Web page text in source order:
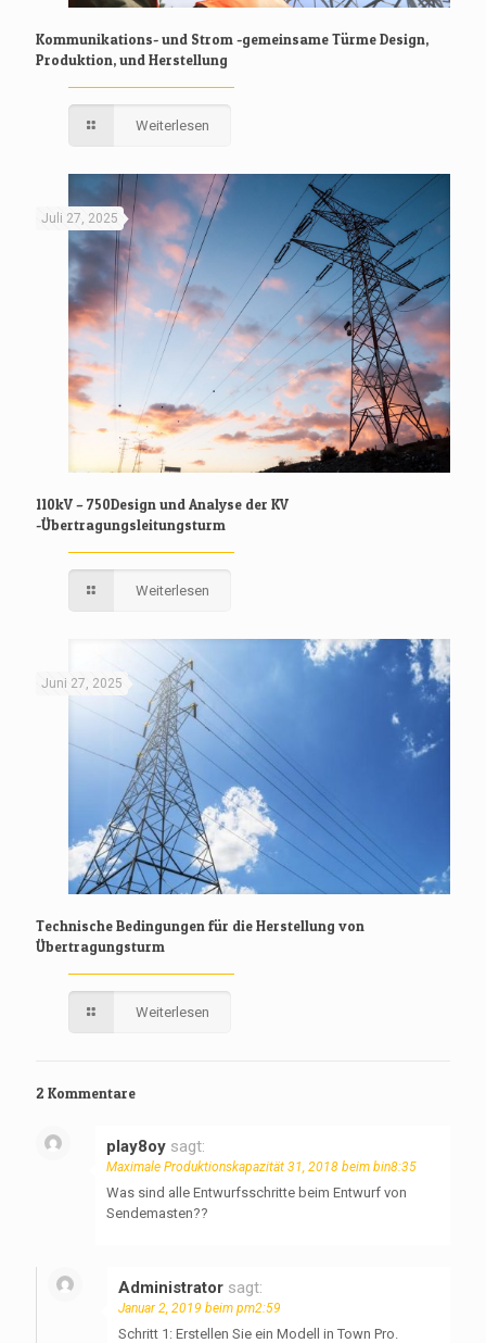
Kommunikations- und Strom -gemeinsame Türme Design,
Produktion, und Herstellung
Weiterlesen
Juli 27, 2025
110kV – 750Design und Analyse der KV
-Übertragungsleitungsturm
Weiterlesen
Juni 27, 2025
Technische Bedingungen für die Herstellung von
Übertragungsturm
Weiterlesen
2 Kommentare
play8oy sagt:
Maximale Produktionskapazität 31, 2018 beim bin8:35
Was sind alle Entwurfsschritte beim Entwurf von
Sendemasten??
Administrator sagt:
Januar 2, 2019 beim pm2:59
Schritt 1: Erstellen Sie ein Modell in Town Pro.